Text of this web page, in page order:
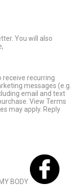
You will also
receive recurring
messages (e.g.
email and text
View Terms
may apply. Reply
BODY